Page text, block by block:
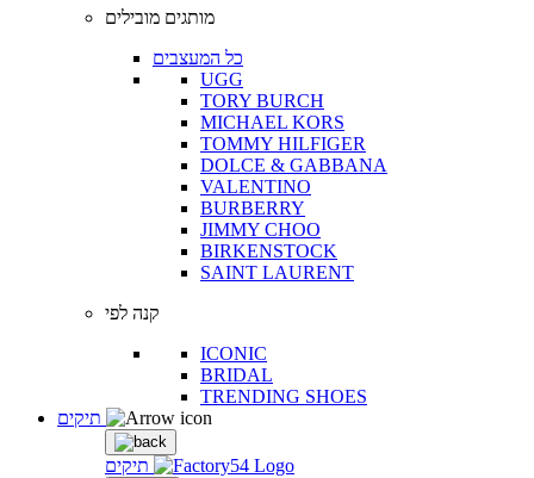
מותגים מובילים
כל המעצבים
UGG
TORY BURCH
MICHAEL KORS
TOMMY HILFIGER
DOLCE & GABBANA
VALENTINO
BURBERRY
JIMMY CHOO
BIRKENSTOCK
SAINT LAURENT
קנה לפי
ICONIC
BRIDAL
TRENDING SHOES
תיקים